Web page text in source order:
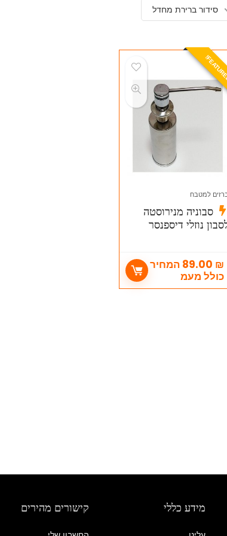
סידור ברירת מחדל
E
A
T
U
R
E
D
למטבח
סבוניה מנירוסטה
נוזלי דיספנסר
89.00 ₪
המחיר
כולל מעמ
מידע כללי קישורים מהירים